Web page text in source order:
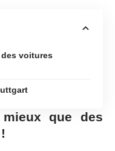
voitures
que des